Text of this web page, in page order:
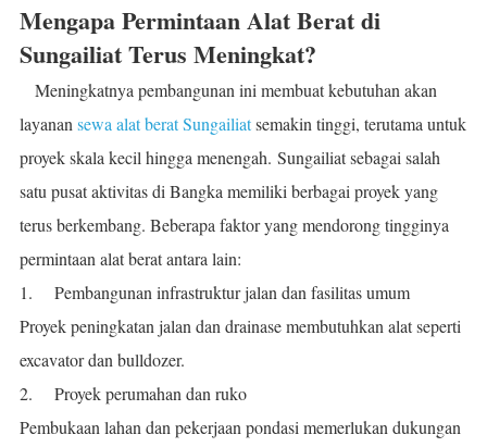
Mengapa Permintaan Alat Berat di
Sungailiat Terus Meningkat?
Meningkatnya pembangunan ini membuat kebutuhan akan
layanan sewa alat berat Sungailiatsemakin tinggi, terutama untuk
proyek skala kecil hingga menengah. Sungailiat sebagai salah
satu pusat aktivitas di Bangka memiliki berbagai proyek yang
terus berkembang. Beberapa faktor yang mendorong tingginya
permintaan alat berat antara lain:
1.
Pembangunan infrastruktur jalan dan fasilitas umum
Proyek peningkatan jalan dan drainase membutuhkan alat seperti
excavator dan bulldozer.
2.
Proyek perumahan dan ruko
Pembukaan lahan dan pekerjaan pondasi memerlukan dukungan